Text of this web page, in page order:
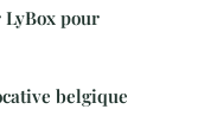
pour
belgique